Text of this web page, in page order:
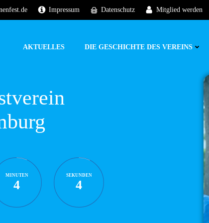
Impressum Datenschutz Mitglied werden
AKTUELLES DIE GESCHICHTE DES VEREINS
MINUTEN
4
SEKUNDEN
3